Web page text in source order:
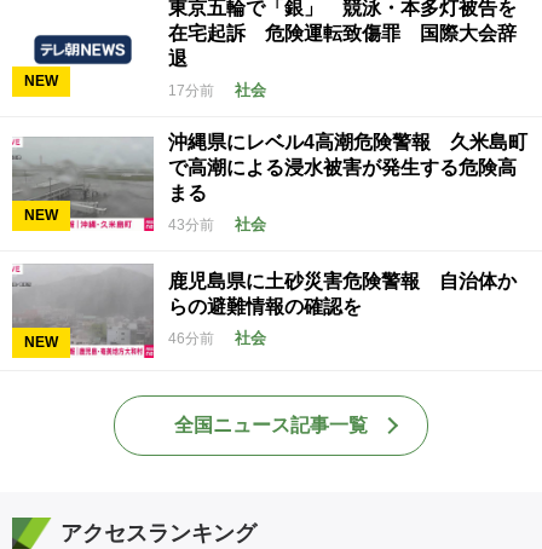
NEW
東京五輪で「銀」 競泳・本多灯被告を
在宅起訴 危険運転致傷罪 国際大会辞
退
17分前 社会
NEW
沖縄県にレベル4高潮危険警報 久米島町
で高潮による浸水被害が発生する危険高
まる
43分前 社会
NEW
鹿児島県に土砂災害危険警報 自治体か
らの避難情報の確認を
46分前 社会
全国ニュース記事一覧
アクセスランキング